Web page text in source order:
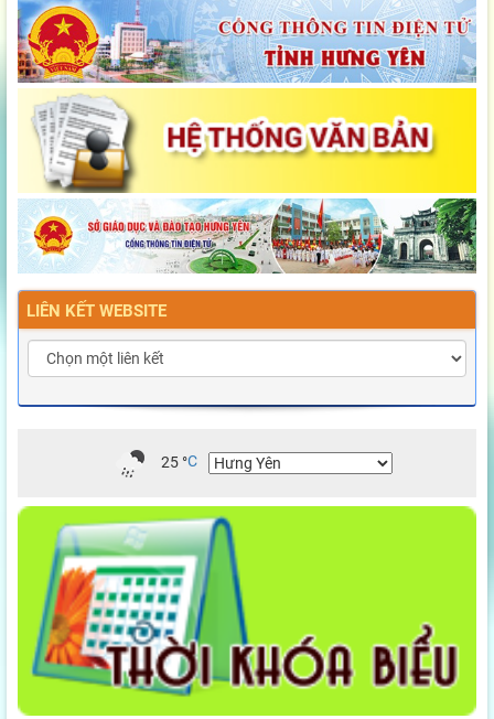
LIÊN KẾT WEBSITE
25°C